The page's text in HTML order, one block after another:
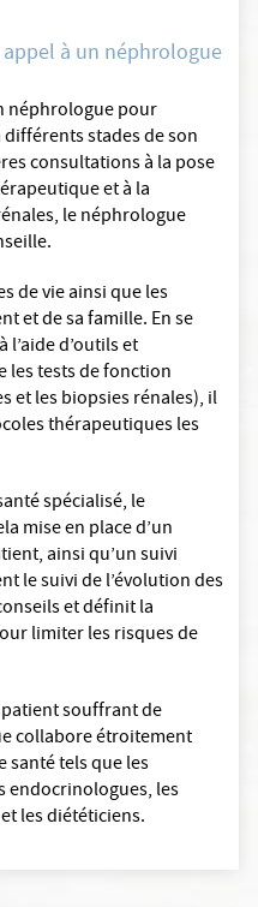
à un néphrologue
néphrologue pour
stades de son
consultations à la pose
et à la
le néphrologue
de vie ainsi que les
et de sa famille. En se
d’outils et
les tests de fonction
et les biopsies rénales), il
thérapeutiques les
spécialisé, le
mise en place d’un
ainsi qu’un suivi
le suivi de l’évolution des
et définit la
limiter les risques de
patient souffrant de
collabore étroitement
santé tels que les
endocrinologues, les
les diététiciens.